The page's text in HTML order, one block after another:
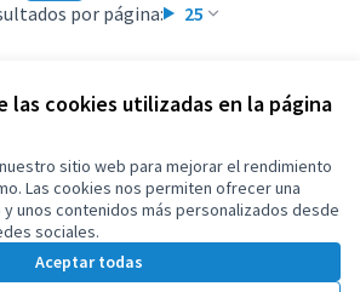
las cookies utilizadas en la página
sitio web para mejorar el rendimiento
Las cookies nos permiten ofrecer una
unos contenidos más personalizados desde
sociales.
Aceptar todas
por página: 25
uso
la langueElegir el idioma